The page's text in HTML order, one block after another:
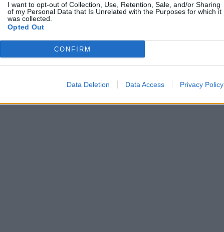
I want to opt-out of Collection, Use, Retention, Sale, and/or Sharing
of my Personal Data that Is Unrelated with the Purposes for which it
was collected.
Opted Out
CONFIRM
Data Deletion Data Access Privacy Policy